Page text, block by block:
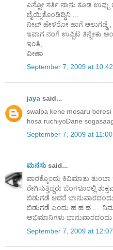
ಎಸ್ಟೋ ಸರ್ತಿ ನಾನು ಕೂಡ ಉಪ್ಪು
ಬೈಯ್ಸಿಕೊಂಡಿದ್ದಿನಿ ...
ನೀವ್ ಹೇಳಿರೋ ಹಾಗೆ ಆಲುಗಡ್ಡೆ ,
ಇವಾಗ ನಂಗೆ ಉಪ್ಪಿಟ ತಿನ್ಬೇಕು
ಇಂತಿ,
ವೀಣಾ
September 7, 2009 at
jaya said...
swalpa kene mosaru
hosa ruchiyoDane
September 7, 2009 at 11:00
ಮನಸು said...
ವಾರಕ್ಕೊಂದು ಕಿವಿಮಾತು ತುಂಬಾ
ರೇಗಿಸುತ್ತಿದ್ದರು ಬೆಂಗಳೂರಲ್ಲಿ
ಬಿಡುಗಡೆ ಆದರೆ
ಬಿಡುಗಡೆ ಎಂದು ಹ ಹ ಹ ....
ಅಭಿಮಾನಿಗಳು ಭಾನುವಾರದಂದು
September 7, 2009 at